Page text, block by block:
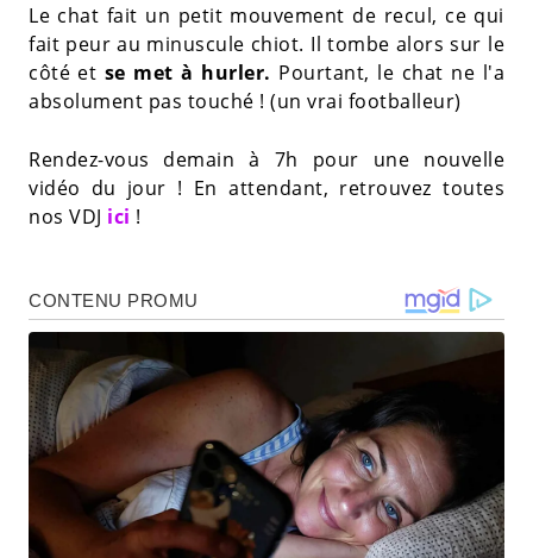
Le chat fait un petit mouvement de recul, ce qui
fait peur au minuscule chiot. Il tombe alors sur le
côté et se met à hurler. Pourtant, le chat ne l'a
absolument pas touché ! (un vrai footballeur)
Rendez-vous demain à 7h pour une nouvelle
vidéo du jour ! En attendant, retrouvez toutes
nos VDJ ici !